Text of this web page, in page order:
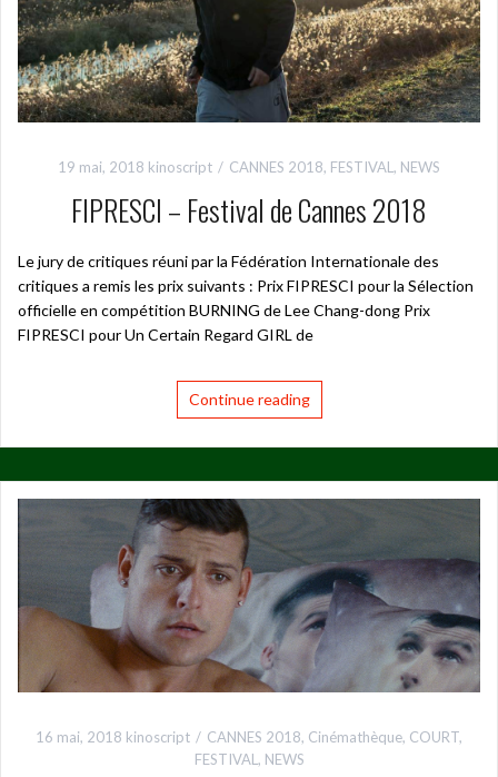
19 mai, 2018 kinoscript CANNES 2018, FESTIVAL , NEWS
FIPRESCI – Festival de Cannes 2018
Le jury de critiques réuni par la Fédération Internationale des
critiques a remis les prix suivants : Prix FIPRESCI pour la Sélection
officielle en compétition BURNING de Lee Chang-dong Prix
FIPRESCI pour Un Certain Regard GIRL de
Continue reading
16 mai, 2018 kinoscript CANNES 2018, Cinémathèque, COURT,
FESTIVAL , NEWS